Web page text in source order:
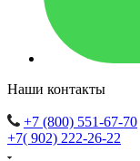
Наши контакты
+7 (800) 551-67-70
+7( 902) 222-26-22